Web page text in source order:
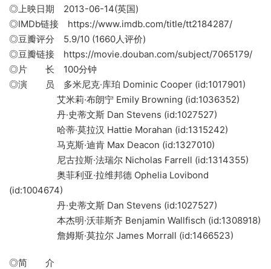
◎上映日期 2013-06-14(英国)
◎IMDb链接 https://www.imdb.com/title/tt2184287/
◎豆瓣评分 5.9/10 (1660人评价)
◎豆瓣链接 https://movie.douban.com/subject/7065179/
◎片 长 100分钟
◎演 员 多米尼克·库珀 Dominic Cooper (id:1017901)
艾米莉·布朗宁 Emily Browning (id:1036352)
丹·史蒂文斯 Dan Stevens (id:1027527)
哈蒂·莫拉汉 Hattie Morahan (id:1315242)
马克斯·迪肯 Max Deacon (id:1327010)
尼古拉斯·法瑞尔 Nicholas Farrell (id:1314355)
奥菲利亚·拉维邦德 Ophelia Lovibond
(id:1004674)
丹·史蒂文斯 Dan Stevens (id:1027527)
本杰明·沃菲斯齐 Benjamin Wallfisch (id:1308918)
詹姆斯·莫拉尔 James Morrall (id:1466523)
◎简 介